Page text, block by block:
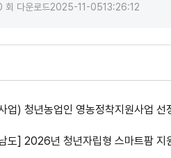
회 다운로드2025-11-0513:26:12
업) 청년농업인 영농정착지원사업 선
도] 2026년 청년자립형 스마트팜 지